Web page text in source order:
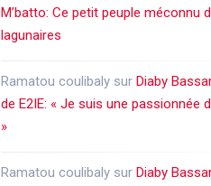
M’batto: Ce petit peuple méconnu
lagunaires
Ramatou coulibaly sur Diaby
de E2IE: « Je suis une passionnée
»
Ramatou coulibaly sur Diaby